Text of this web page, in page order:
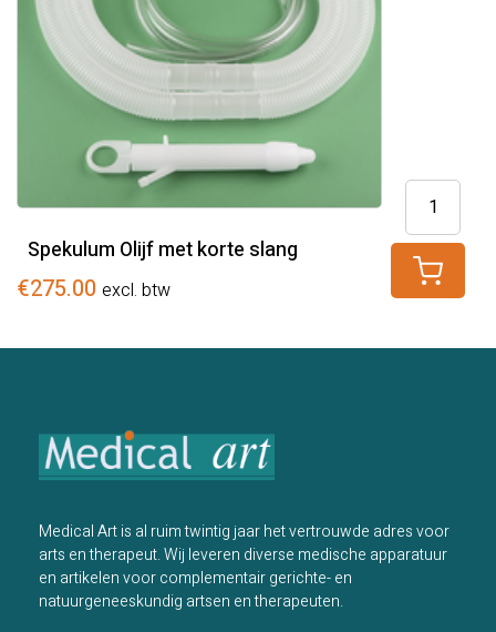
Spekulum Olijf met korte slang
€275.00 excl. btw
Spekulum
met
korte
aantal
Medical Art is al ruim twintig jaar het vertrouwde adres voor
arts en therapeut. Wij leveren diverse medische apparatuur
en artikelen voor complementair gerichte- en
natuurgeneeskundig artsen en therapeuten.